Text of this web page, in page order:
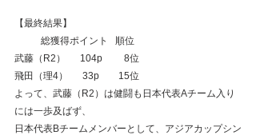
【最終結果】
           総獲得ポイント   順位
武藤（R2）      104p         8位
飛田（理4）      33p        15位
よって、武藤（R2）は健闘も日本代表Aチーム入り
には一歩及ばず、
⽇本代表Bチームメンバーとして、アジアカップシン